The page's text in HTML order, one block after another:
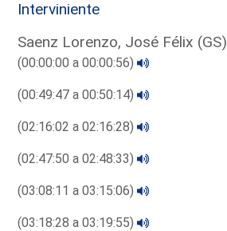
Interviniente
Saenz Lorenzo, José Félix (GS)
(00:00:00 a 00:00:56)
(00:49:47 a 00:50:14)
(02:16:02 a 02:16:28)
(02:47:50 a 02:48:33)
(03:08:11 a 03:15:06)
(03:18:28 a 03:19:55)